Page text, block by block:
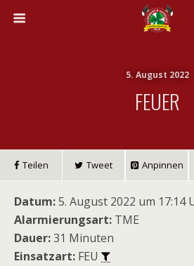
5. August 2022
FEUER
Teilen Tweet Anpinnen
Datum:5. August 2022 um 17:14
Alarmierungsart: TME
Dauer:31 Minuten
Einsatzart: FEU